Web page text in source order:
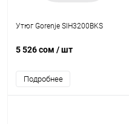
Утюг Gorenje SIH3200BKS
5 526 сом / шт
Подробнее